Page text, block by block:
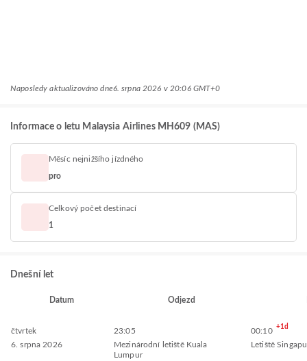
Naposledy aktualizováno dne6. srpna 2026 v 20:06 GMT+0
Informace o letu Malaysia Airlines MH609 (MAS)
Měsíc nejnižšího jízdného
pro
Celkový počet destinací
1
Dnešní let
Datum Odjezd
čtvrtek
6. srpna 2026
23:05
Mezinárodní letiště Kuala
Lumpur
00:10 +1d
Letiště